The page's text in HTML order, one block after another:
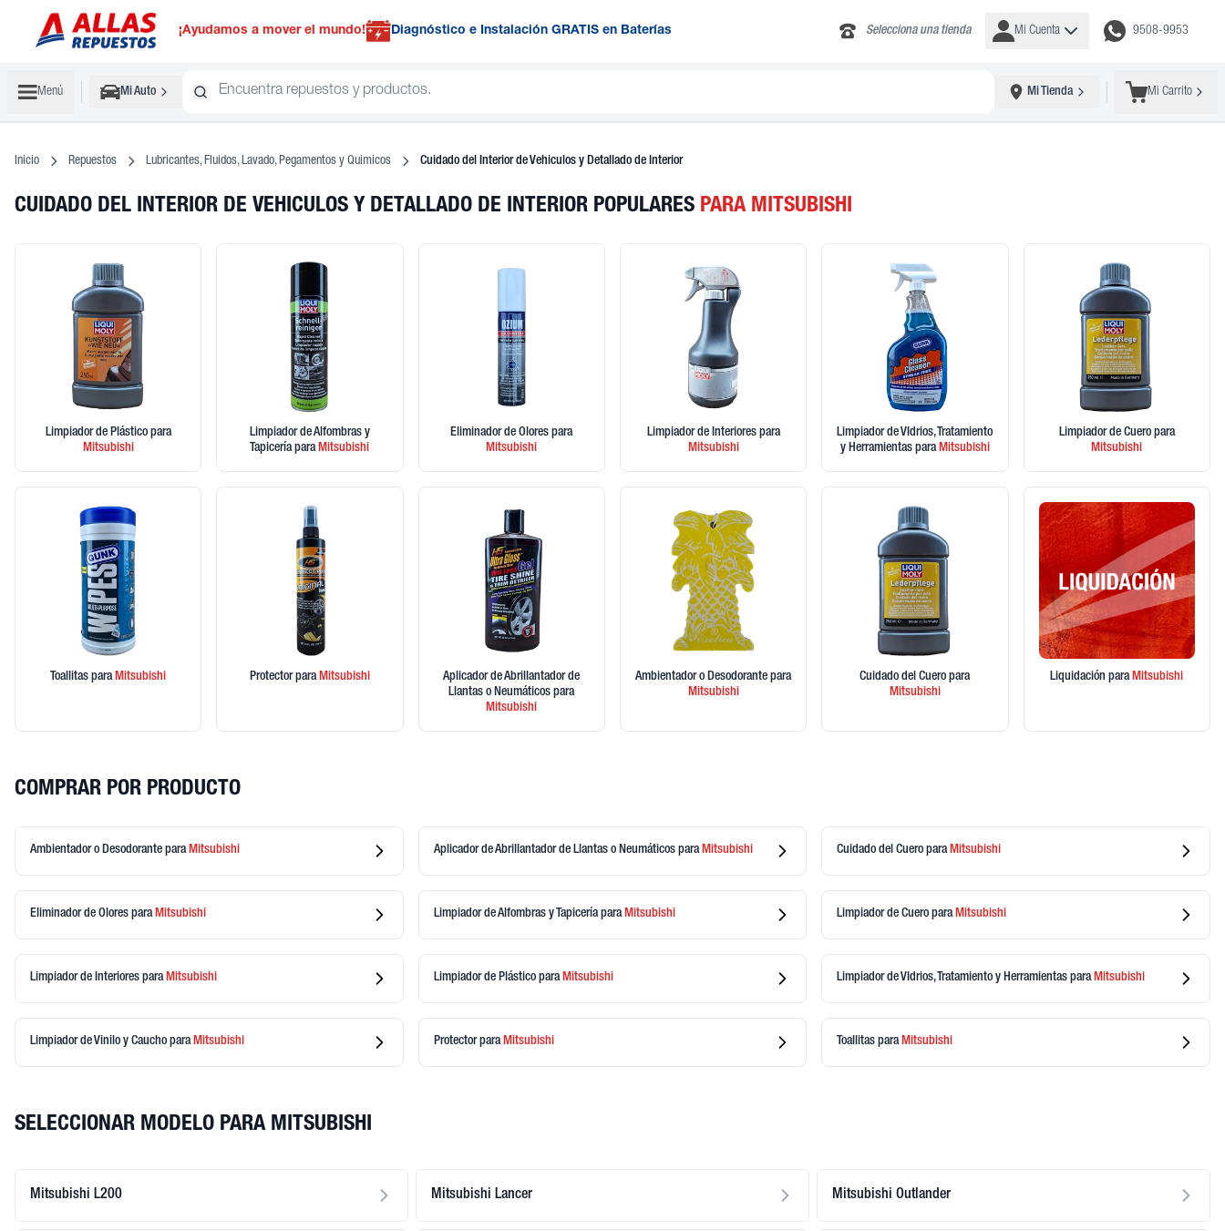
¡Ayudamos a mover el mundo! Diagnóstico e Instalación GRATIS en Baterías Selecciona una tienda Mi Cuenta 9508-9953
Menú Mi Auto Mi Tienda Mi Carrito
Inicio Repuestos Lubricantes, Fluidos, Lavado, Pegamentos y Quimicos Cuidado del Interior de Vehiculos y Detallado de Interior
CUIDADO DEL INTERIOR DE VEHICULOS Y DETALLADO DE INTERIOR POPULARES PARA MITSUBISHI
Limpiador de Plástico para
Mitsubishi
Limpiador de Alfombras y
Tapicería paraMitsubishi
Eliminador de Olores para
Mitsubishi
Limpiador de Interiores para
Mitsubishi
Limpiador de VIdrios, Tratamiento
y Herramientas paraMitsubishi
Limpiador de Cuero para
Mitsubishi
Toallitaspara Mitsubishi Protectorpara Mitsubishi
Aplicador de Abrillantador de
Llantas o Neumáticospara
Mitsubishi
Ambientador o Desodorantepara
Mitsubishi
Cuidado del Cueropara
Mitsubishi
Liquidaciónpara Mitsubishi
COMPRAR POR PRODUCTO
Ambientador o Desodorante paraMitsubishi Aplicador de Abrillantador de Llantas o Neumáticos paraMitsubishi Cuidado del Cuero paraMitsubishi
Eliminador de Olores paraMitsubishi Limpiador de Alfombras y Tapicería paraMitsubishi Limpiador de Cuero paraMitsubishi
Limpiador de Interiores paraMitsubishi Limpiador de Plástico paraMitsubishi Limpiador de VIdrios, Tratamiento y Herramientas paraMitsubishi
Limpiador de Vinilo y Caucho paraMitsubishi Protector paraMitsubishi Toallitas paraMitsubishi
SELECCIONAR MODELO PARA MITSUBISHI
Mitsubishi L200 Mitsubishi Lancer Mitsubishi Outlander